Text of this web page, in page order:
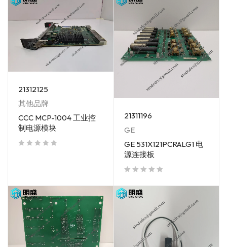
21312125
其他品牌
CCC MCP-1004 工业控
制电源模块
21311196
GE
GE 531X121PCRALG1 电
源连接板